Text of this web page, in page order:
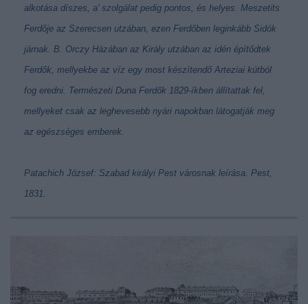
alkotása díszes, a' szolgálat pedig pontos, és helyes. Meszetits
Ferdője az Szerecsen utzában, ezen Ferdőben leginkább Sidók
járnak. B. Orczy Házában az Király utzában az idén építődtek
Ferdők, mellyekbe az víz egy most készítendő Arteziai kútból
fog eredni. Természeti Duna Ferdők 1829-íkben állítattak fel,
mellyeket csak az leghevesebb nyári napokban látogatják meg
az egészséges emberek.
Patachich József: Szabad királyi Pest városnak leírása. Pest,
1831.